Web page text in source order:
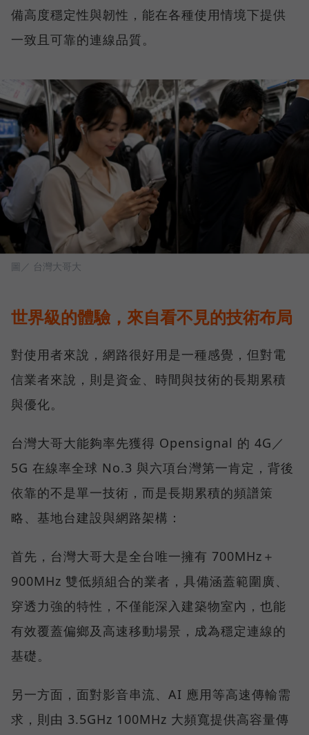
備高度穩定性與韌性，能在各種使用情境下提供
一致且可靠的連線品質。
圖／ 台灣大哥大
世界級的體驗，來自看不見的技術布局
對使用者來說，網路很好用是一種感覺，但對電
信業者來說，則是資金、時間與技術的長期累積
與優化。
台灣大哥大能夠率先獲得 Opensignal 的 4G／
5G 在線率全球 No.3 與六項台灣第一肯定，背後
依靠的不是單一技術，而是長期累積的頻譜策
略、基地台建設與網路架構：
首先，台灣大哥大是全台唯一擁有 700MHz＋
900MHz 雙低頻組合的業者，具備涵蓋範圍廣、
穿透力強的特性，不僅能深入建築物室內，也能
有效覆蓋偏鄉及高速移動場景，成為穩定連線的
基礎。
另一方面，面對影音串流、AI 應用等高速傳輸需
求，則由 3.5GHz 100MHz 大頻寬提供高容量傳